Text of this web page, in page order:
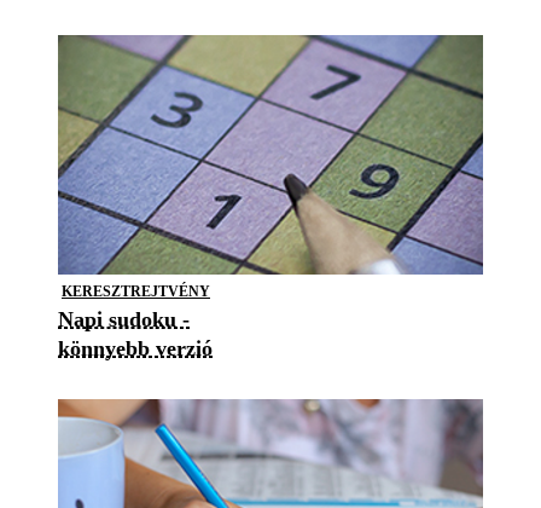
KERESZTREJTVÉNY
Napi sudoku -
könnyebb verzió